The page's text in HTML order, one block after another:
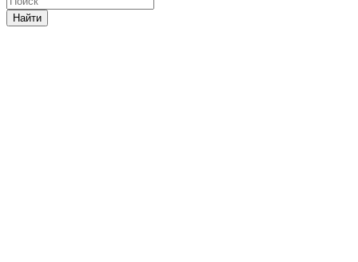
Найти